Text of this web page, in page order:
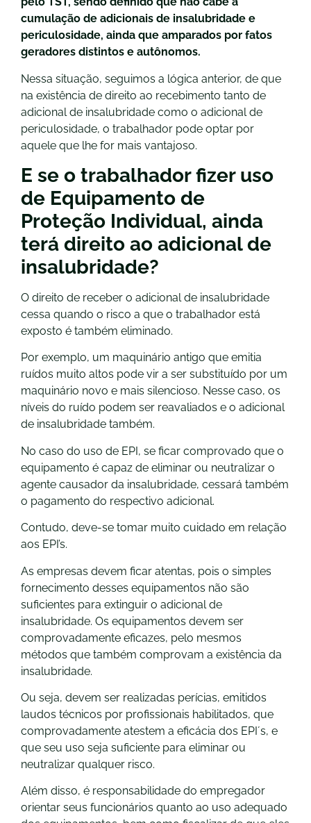
cumulação de adicionais de insalubridade e
periculosidade, ainda que amparados por fatos
geradores distintos e autônomos.
Nessa situação, seguimos a lógica anterior, de que
na existência de direito ao recebimento tanto de
adicional de insalubridade como o adicional de
periculosidade, o trabalhador pode optar por
aquele que lhe for mais vantajoso.
E se o trabalhador fizer uso
de Equipamento de
Proteção Individual, ainda
terá direito ao adicional de
insalubridade?
O direito de receber o adicional de insalubridade
cessa quando o risco a que o trabalhador está
exposto é também eliminado.
Por exemplo, um maquinário antigo que emitia
ruídos muito altos pode vir a ser substituído por um
maquinário novo e mais silencioso. Nesse caso, os
níveis do ruído podem ser reavaliados e o adicional
de insalubridade também.
No caso do uso de EPI, se ficar comprovado que o
equipamento é capaz de eliminar ou neutralizar o
agente causador da insalubridade, cessará também
o pagamento do respectivo adicional.
Contudo, deve-se tomar muito cuidado em relação
aos EPI’s.
As empresas devem ficar atentas, pois o simples
fornecimento desses equipamentos não são
suficientes para extinguir o adicional de
insalubridade. Os equipamentos devem ser
comprovadamente eficazes, pelo mesmos
métodos que também comprovam a existência da
insalubridade.
Ou seja, devem ser realizadas perícias, emitidos
laudos técnicos por profissionais habilitados, que
comprovadamente atestem a eficácia dos EPI´s, e
que seu uso seja suficiente para eliminar ou
neutralizar qualquer risco.
Além disso, é responsabilidade do empregador
orientar seus funcionários quanto ao uso adequado